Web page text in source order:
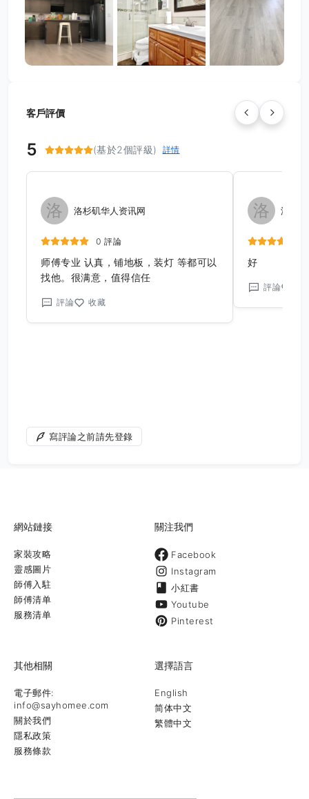
客戶評價
5 (基於2個評級) 詳情
洛 洛杉矶华人资讯网
0 評論
师傅专业 认真，铺地板，装灯 等都可以
找他。很满意，值得信任
評論 收藏
洛 洛杉
好
評論
寫評論之前請先登錄
網站鏈接
家裝攻略
靈感圖片
師傅入駐
師傅清单
服務清单
關注我們
Facebook
Instagram
小紅書
Youtube
Pinterest
其他相關
電子郵件:
info@sayhomee.com
關於我們
隱私政策
服務條款
選擇語言
English
简体中文
繁體中文